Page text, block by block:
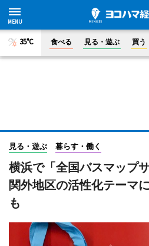
35°C 食べる 見る・遊ぶ 買う
見る・遊ぶ 暮らす・働く
横浜で「全国バスマップ
関外地区の活性化テーマ
も